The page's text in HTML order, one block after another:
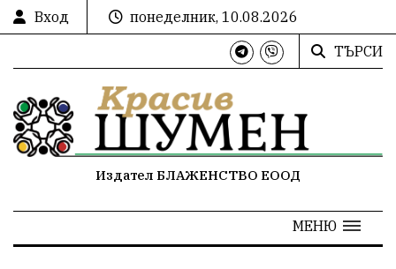
Вход
понеделник, 10.08.2026
ТЪРСИ
Издател БЛАЖЕНСТВО ЕООД
МЕНЮ